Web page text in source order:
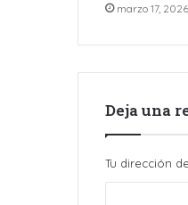
marzo 17, 2026
Deja una
Tu dirección